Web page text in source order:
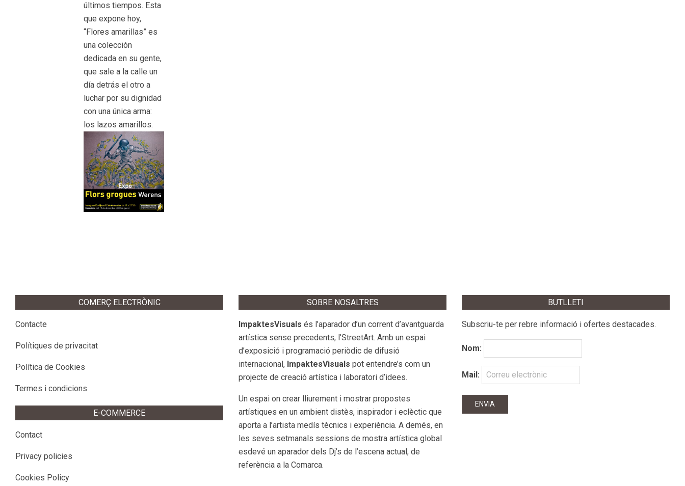
últimos tiempos. Esta
que expone hoy,
“Flores amarillas” es
una colección
dedicada en su gente,
que sale a la calle un
día detrás el otro a
luchar por su dignidad
con una única arma:
los lazos amarillos.
COMERÇ ELECTRÒNIC
Contacte
Polítiques de privacitat
Política de Cookies
Termes i condicions
E-COMMERCE
Contact
Privacy policies
Cookies Policy
SOBRE NOSALTRES
ImpaktesVisuals és l’aparador d’un corrent d’avantguarda
artística sense precedents, l’StreetArt. Amb un espai
d’exposició i programació periòdic de difusió
internacional, ImpaktesVisuals pot entendre’s com un
projecte de creació artística i laboratori d’idees.
Un espai on crear lliurement i mostrar propostes
artístiques en un ambient distès, inspirador i eclèctic que
aporta a l’artista medís tècnics i experiència. A demés, en
les seves setmanals sessions de mostra artística global
esdevé un aparador dels Dj’s de l’escena actual, de
referència a la Comarca.
BUTLLETI
Subscriu-te per rebre informació i ofertes destacades.
Nom:
Mail: